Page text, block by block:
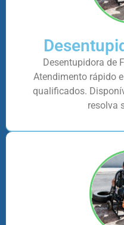
Desentupidora de
Atendimento rápido
qualificados.
resolva